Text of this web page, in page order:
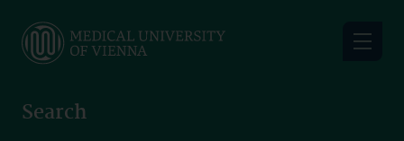
main
Search